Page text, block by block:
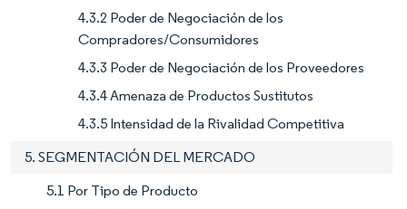
4.3.2 Poder de Negociación de los
Compradores/Consumidores
4.3.3 Poder de Negociación de los Proveedores
4.3.4 Amenaza de Productos Sustitutos
4.3.5 Intensidad de la Rivalidad Competitiva
5. SEGMENTACIÓN DEL MERCADO
5.1 Por Tipo de Producto